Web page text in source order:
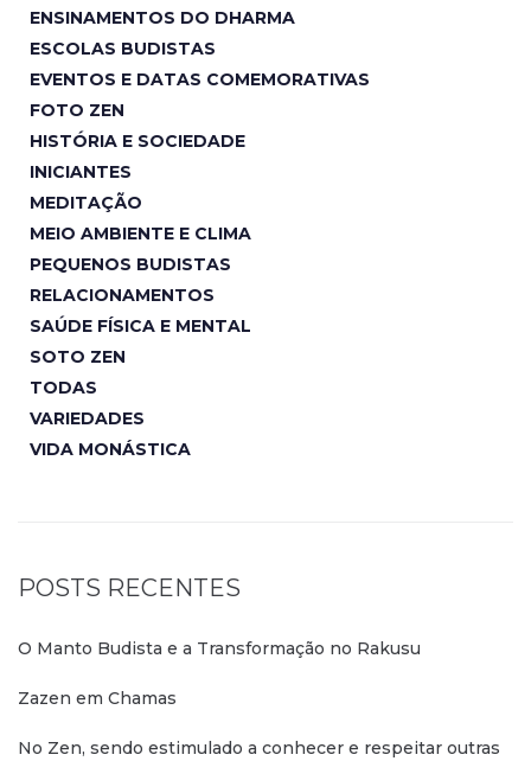
ENSINAMENTOS DO DHARMA
ESCOLAS BUDISTAS
EVENTOS E DATAS COMEMORATIVAS
FOTO ZEN
HISTÓRIA E SOCIEDADE
INICIANTES
MEDITAÇÃO
MEIO AMBIENTE E CLIMA
PEQUENOS BUDISTAS
RELACIONAMENTOS
SAÚDE FÍSICA E MENTAL
SOTO ZEN
TODAS
VARIEDADES
VIDA MONÁSTICA
POSTS RECENTES
O Manto Budista e a Transformação no Rakusu
Zazen em Chamas
No Zen, sendo estimulado a conhecer e respeitar outras